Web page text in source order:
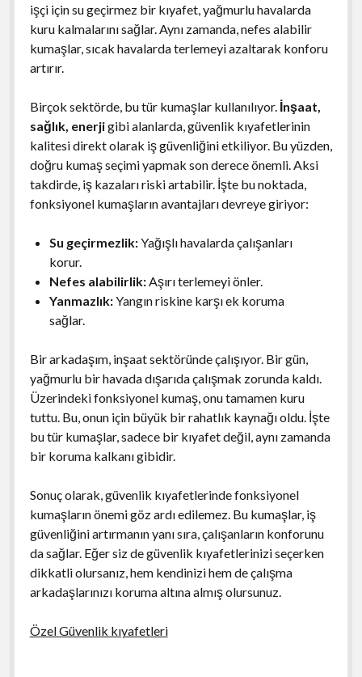
işçi için su geçirmez bir kıyafet, yağmurlu havalarda
kuru kalmalarını sağlar. Aynı zamanda, nefes alabilir
kumaşlar, sıcak havalarda terlemeyi azaltarak konforu
artırır.
Birçok sektörde, bu tür kumaşlar kullanılıyor. İnşaat,
sağlık, enerjigibi alanlarda, güvenlik kıyafetlerinin
kalitesi direkt olarak iş güvenliğini etkiliyor. Bu yüzden,
doğru kumaş seçimi yapmak son derece önemli. Aksi
takdirde, iş kazaları riski artabilir. İşte bu noktada,
fonksiyonel kumaşların avantajları devreye giriyor:
Su geçirmezlik:Yağışlı havalarda çalışanları
korur.
Nefes alabilirlik:Aşırı terlemeyi önler.
Yanmazlık:Yangın riskine karşı ek koruma
sağlar.
Bir arkadaşım, inşaat sektöründe çalışıyor. Bir gün,
yağmurlu bir havada dışarıda çalışmak zorunda kaldı.
Üzerindeki fonksiyonel kumaş, onu tamamen kuru
tuttu. Bu, onun için büyük bir rahatlık kaynağı oldu. İşte
bu tür kumaşlar, sadece bir kıyafet değil, aynı zamanda
bir koruma kalkanı gibidir.
Sonuç olarak, güvenlik kıyafetlerinde fonksiyonel
kumaşların önemi göz ardı edilemez. Bu kumaşlar, iş
güvenliğini artırmanın yanı sıra, çalışanların konforunu
da sağlar. Eğer siz de güvenlik kıyafetlerinizi seçerken
dikkatli olursanız, hem kendinizi hem de çalışma
arkadaşlarınızı koruma altına almış olursunuz.
Özel Güvenlik kıyafetleri